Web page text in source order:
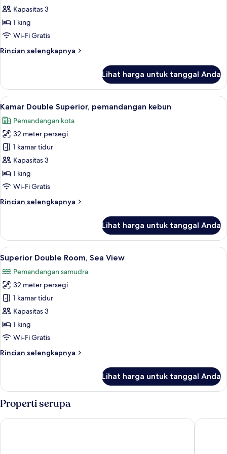
Panorama,
1
Tempat
King,
Kapasitas 3
1 king
Wi-Fi Gratis
Rincian selengkapnya
Rincian
Kamar
Panorama,
1
Tidur
King,
pemandangan
laut
Lihat harga untuk tanggal Anda
Lihat
semua
foto
untuk
Kamar
Double
Superior,
pemandangan
Kamar Double Superior,
7
Kamar Double Superior, pemandangan kebun
Pemandangan kota
32 meter persegi
1 kamar tidur
Kapasitas 3
1 king
Wi-Fi Gratis
Rincian selengkapnya
Rincian
Kamar
Double
Superior,
pemandangan
kebun
Lihat harga untuk tanggal Anda
Lihat
semua
foto
untuk
Superior
Double
Room,
Sea
Superior Double Room, Sea View |
9
Superior Double Room, Sea View
Pemandangan samudra
32 meter persegi
1 kamar tidur
Kapasitas 3
1 king
Wi-Fi Gratis
Rincian selengkapnya
Rincian
Superior
Double
Room,
Sea
View
Lihat harga untuk tanggal Anda
Properti serupa
Sunshine Garden Resort East